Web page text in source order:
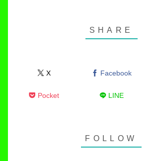
X Facebook
Pocket LINE